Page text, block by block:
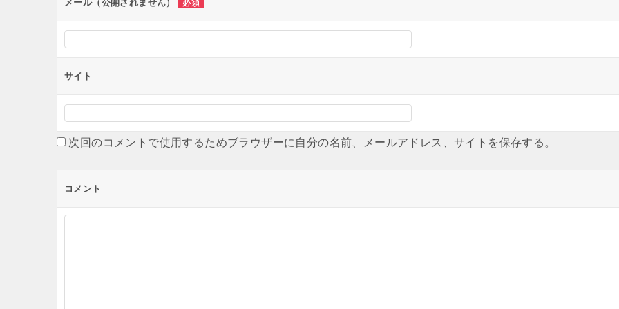
メール（公開されません） 必須
サイト
次回のコメントで使用するためブラウザーに自分の名前、メールアドレス、サイトを保存する。
コメント